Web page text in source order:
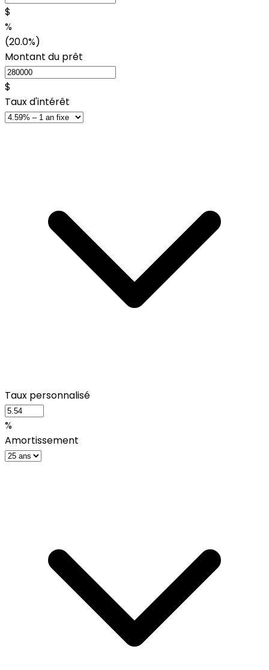
$
%
(20.0%)
Montant du prêt
$
Taux d'intérêt
Taux personnalisé
%
Amortissement